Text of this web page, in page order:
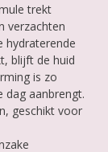
trekt
verzachten
hydraterende
blijft de huid
is zo
dag aanbrengt.
geschikt voor